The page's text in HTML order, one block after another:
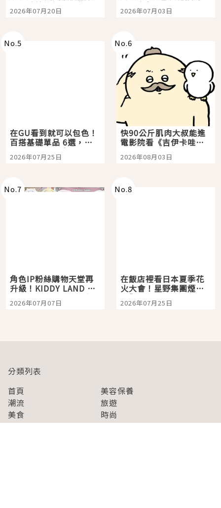
時間洗鍊的經典之作五
選
2026年07月20日 大都市餐廳，打造專屬
美食體驗！
2026年07月03日
No.5
在GU看到就可以包色！
百搭基礎單品 6選，閉
眼全收也不心疼
2026年07月25日
No.6
快90公斤肌肉大叔能進
電影院看《吉伊卡哇》
嗎？日本重金屬樂團
「打首」會長與nagano
2026年08月03日
No.7
角色IP粉絲購物天堂再
升級！KIDDY LAND 原
宿店吉伊卡哇迎客，新
開幕 OMOKADO 店3分
2026年07月07日
No.8
在飯店裡看日本夏季花
火大會！星野集團煙火
景觀飯店6選，讓你不用
人擠人悠閒欣賞
2026年07月25日
分類列表
首頁
美容保養
潮流
旅遊
美食
時尚
藝能娛樂
購物